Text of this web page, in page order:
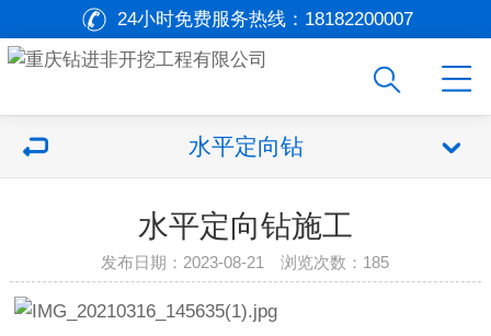
24小时免费服务热线： 18182200007
水平定向钻
水平定向钻施工
发布日期：2023-08-21 浏览次数： 185